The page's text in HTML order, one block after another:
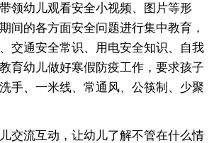
领幼儿观看安全小视频、图片等形
间的各方面安全问题进行集中教育，
交通安全常识、用电安全知识、自我
育幼儿做好寒假防疫工作，要求孩子
手、一米线、常通风、公筷制、少聚
交流互动，让幼儿了解不管在什么情